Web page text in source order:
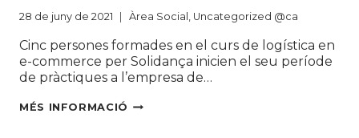
28 de juny de 2021 Àrea Social Uncategorized @ca
Cinc persones formades en el curs de logística en
e-commerce per Solidança inicien el seu període
de pràctiques a l’empresa de…
MÉS INFORMACIÓ SOLIDANÇA